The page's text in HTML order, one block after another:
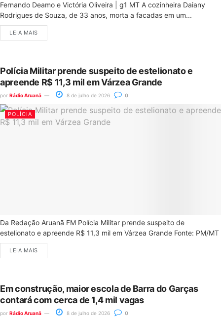
Fernando Deamo e Victória Oliveira | g1 MT A cozinheira Daiany
Rodrigues de Souza, de 33 anos, morta a facadas em um...
LEIA MAIS
Polícia Militar prende suspeito de estelionato e
apreende R$ 11,3 mil em Várzea Grande
por Rádio Aruanã 8 de julho de 2026 0
POLÍCIA
Da Redação Aruanã FM Polícia Militar prende suspeito de
estelionato e apreende R$ 11,3 mil em Várzea Grande Fonte: PM/MT
LEIA MAIS
Em construção, maior escola de Barra do Garças
contará com cerca de 1,4 mil vagas
por Rádio Aruanã 8 de julho de 2026 0